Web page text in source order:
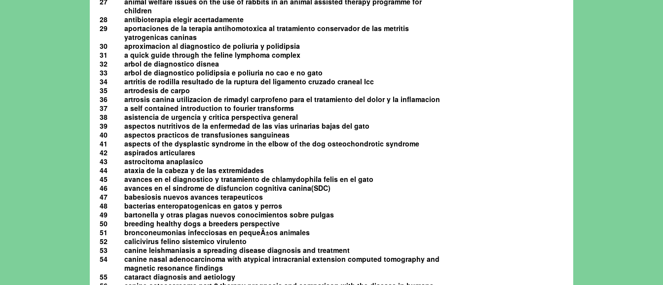
children
28
antibioterapia elegir acertadamente
29
aportaciones de la terapia antihomotoxica al tratamiento conservador de las metritis
yatrogenicas caninas
30
aproximacion al diagnostico de poliuria y polidipsia
31
a quick guide through the feline lymphoma complex
32
arbol de diagnostico disnea
33
arbol de diagnostico polidipsia e poliuria no cao e no gato
34
artritis de rodilla resultado de la ruptura del ligamento cruzado craneal lcc
35
artrodesis de carpo
36
artrosis canina utilizacion de rimadyl carprofeno para el tratamiento del dolor y la inflamacion
37
a self contained introduction to fourier transforms
38
asistencia de urgencia y critica perspectiva general
39
aspectos nutritivos de la enfermedad de las vias urinarias bajas del gato
40
aspectos practicos de transfusiones sanguineas
41
aspects of the dysplastic syndrome in the elbow of the dog osteochondrotic syndrome
42
aspirados articulares
43
astrocitoma anaplasico
44
ataxia de la cabeza y de las extremidades
45
avances en el diagnostico y tratamiento de chlamydophila felis en el gato
46
avances en el sindrome de disfuncion cognitiva canina(SDC)
47
babesiosis nuevos avances terapeuticos
48
bacterias enteropatogenicas en gatos y perros
49
bartonella y otras plagas nuevos conocimientos sobre pulgas
50
breeding healthy dogs a breeders perspective
51
bronconeumonias infecciosas en pequeÃ±os animales
52
calicivirus felino sistemico virulento
53
canine leishmaniasis a spreading disease diagnosis and treatment
54
canine nasal adenocarcinoma with atypical intracranial extension computed tomography and
magnetic resonance findings
55
cataract diagnosis and aetiology